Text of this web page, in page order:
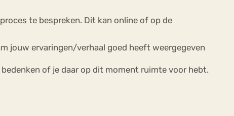
te bespreken. Dit kan online of op de
jouw ervaringen/verhaal goed heeft weergegeven
of je daar op dit moment ruimte voor hebt.